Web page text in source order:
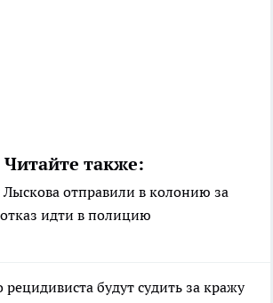
Читайте также:
отправили в колонию за
идти в полицию
будут судить за кражу